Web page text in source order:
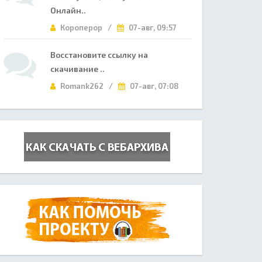
Онлайн..
Короперор / 07-авг, 09:57
Восстановите ссылку на
скачивание ..
Romank262 / 07-авг, 07:08